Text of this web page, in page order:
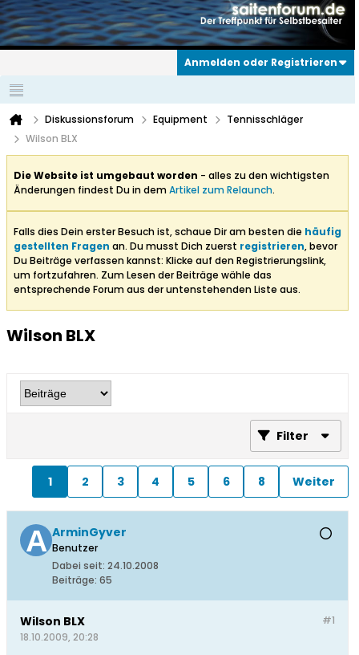
Anmelden oder Registrieren
Diskussionsforum Equipment
Tennisschläger
Wilson BLX
Die Website ist umgebaut worden - alles zu den wichtigsten
Änderungen findest Du in demArtikel zum Relaunch.
Falls dies Dein erster Besuch ist, schaue Dir am besten die häufig
gestellten Fragen an. Du musst Dich zuerst registrieren, bevor
Du Beiträge verfassen kannst: Klicke auf den Registrierungslink,
um fortzufahren. Zum Lesen der Beiträge wähle das
entsprechende Forum aus der untenstehenden Liste aus.
Wilson BLX
Filter
1 2 3 4 5 6 8 Weiter
ArminGyver
Benutzer
Dabei seit: 24.10.2008
Beiträge: 65
#1
Wilson BLX
18.10.2009, 20:28